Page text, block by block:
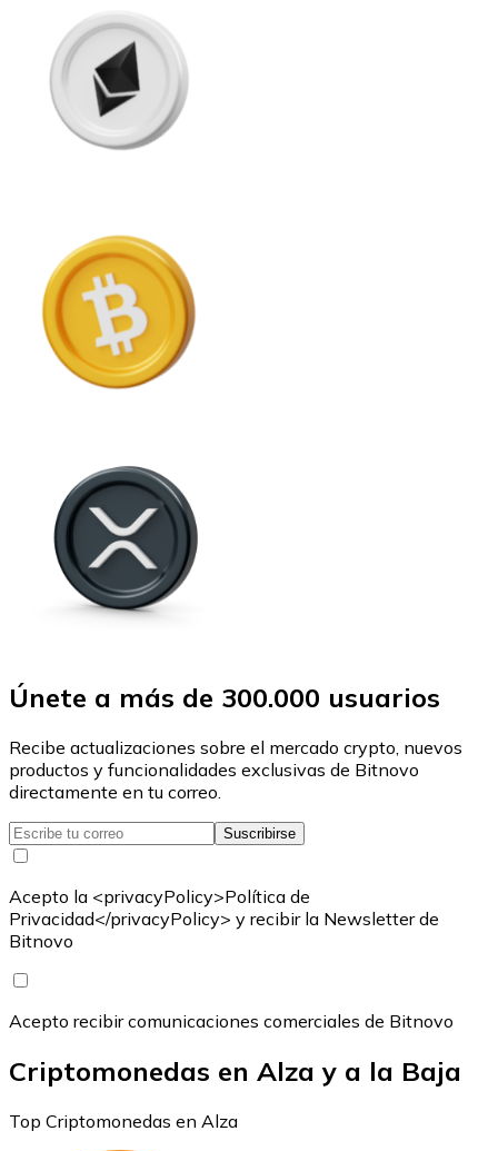
Únete a más de 300.000 usuarios
Recibe actualizaciones sobre el mercado crypto, nuevos
productos y funcionalidades exclusivas de Bitnovo
directamente en tu correo.
Suscribirse
Acepto la <privacyPolicy>Política de
Privacidad</privacyPolicy> y recibir la Newsletter de
Bitnovo
Acepto recibir comunicaciones comerciales de Bitnovo
Criptomonedas en Alza y a la Baja
Top Criptomonedas en Alza